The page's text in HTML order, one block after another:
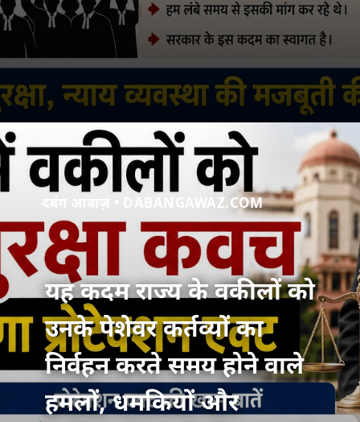
दबंग आवाज़ • DABANGAWAZ.COM
यह कदम राज्य के वकीलों को
उनके पेशेवर कर्तव्यों का
निर्वहन करते समय होने वाले
हमलों, धमकियों और